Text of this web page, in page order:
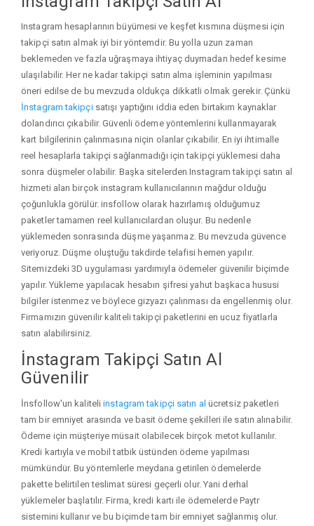
Instagram hesaplarının büyümesi ve keşfet kısmına düşmesi için
takipçi satın almak iyi bir yöntemdir. Bu yolla uzun zaman
beklemeden ve fazla uğraşmaya ihtiyaç duymadan hedef kesime
ulaşılabilir. Her ne kadar takipçi satın alma işleminin yapılması
öneri edilse de bu mevzuda oldukça dikkatli olmak gerekir. Çünkü
İnstagram takipçisatışı yaptığını iddia eden birtakım kaynaklar
dolandırıcı çıkabilir. Güvenli ödeme yöntemlerini kullanmayarak
kart bilgilerinin çalınmasına niçin olanlar çıkabilir. En iyi ihtimalle
reel hesaplarla takipçi sağlanmadığı için takipçi yüklemesi daha
sonra düşmeler olabilir. Başka sitelerden Instagram takipçi satın al
hizmeti alan birçok instagram kullanıcılarının mağdur olduğu
çoğunlukla görülür. insfollow olarak hazırlamış olduğumuz
paketler tamamen reel kullanıcılardan oluşur. Bu nedenle
yüklemeden sonrasında düşme yaşanmaz. Bu mevzuda güvence
veriyoruz. Düşme oluştuğu takdirde telafisi hemen yapılır.
Sitemizdeki 3D uygulaması yardımıyla ödemeler güvenilir biçimde
yapılır. Yükleme yapılacak hesabın şifresi yahut başkaca hususi
bilgiler istenmez ve böylece gizyazı çalınması da engellenmiş olur.
Firmamızın güvenilir kaliteli takipçi paketlerini en ucuz fiyatlarla
satın alabilirsiniz.
İnstagram Takipçi Satın Al
Güvenilir
İnsfollow'un kaliteliinstagram takipçi satın al ücretsiz paketleri
tam bir emniyet arasında ve basit ödeme şekilleri ile satın alınabilir.
Ödeme için müşteriye müsait olabilecek birçok metot kullanılır.
Kredi kartıyla ve mobil tatbik üstünden ödeme yapılması
mümkündür. Bu yöntemlerle meydana getirilen ödemelerde
pakette belirtilen teslimat süresi geçerli olur. Yani derhal
yüklemeler başlatılır. Firma, kredi kartı ile ödemelerde Paytr
sistemini kullanır ve bu biçimde tam bir emniyet sağlanmış olur.